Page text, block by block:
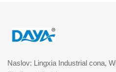
Naslov: Lingxia Industrial cona,